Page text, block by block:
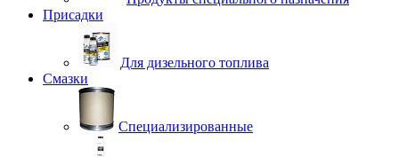
Присадки
Для дизельного топлива
Смазки
Специализированные